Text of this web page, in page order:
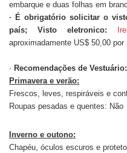
embarque e duas folhas em
· É obrigatório solicitar o
país; Visto eletronico:
aproximadamente US$ 50,00 por
· Recomendações de Vestuário:
Primavera e verão:
Frescos, leves, respiráveis e
Roupas pesadas e quentes: Não
Inverno e outono:
Chapéu, óculos escuros e